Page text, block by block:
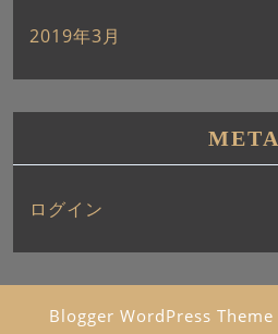
2019年3月
META
ログイン
Blogger WordPress Theme